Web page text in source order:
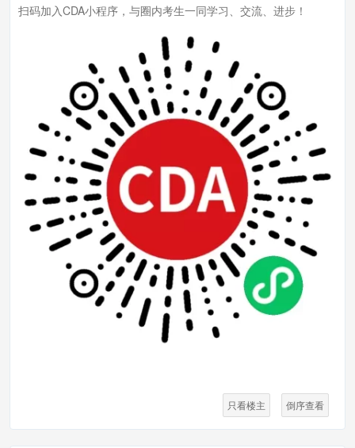
扫码加入CDA小程序，与圈内考生一同学习、交流、进步！
只看楼主 倒序查看